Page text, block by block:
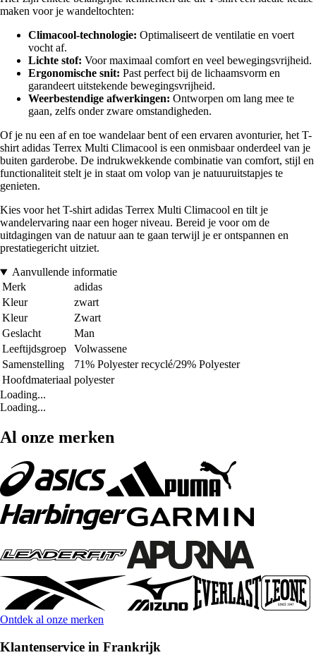
maken voor je wandeltochten:
Climacool-technologie: Optimaliseert de ventilatie en voert
vocht af.
Lichte stof: Voor maximaal comfort en veel bewegingsvrijheid.
Ergonomische snit: Past perfect bij de lichaamsvorm en
garandeert uitstekende bewegingsvrijheid.
Weerbestendige afwerkingen: Ontworpen om lang mee te
gaan, zelfs onder zware omstandigheden.
Of je nu een af en toe wandelaar bent of een ervaren avonturier, het T-
shirt adidas Terrex Multi Climacool is een onmisbaar onderdeel van je
buiten garderobe. De indrukwekkende combinatie van comfort, stijl en
functionaliteit stelt je in staat om volop van je natuuruitstapjes te
genieten.
Kies voor het T-shirt adidas Terrex Multi Climacool en tilt je
wandelervaring naar een hoger niveau. Bereid je voor om de
uitdagingen van de natuur aan te gaan terwijl je er ontspannen en
prestatiegericht uitziet.
Aanvullende informatie
Merk
adidas
Kleur
zwart
Kleur
Zwart
Geslacht
Man
Leeftijdsgroep
Volwassene
Samenstelling
71% Polyester recyclé/29% Polyester
Hoofdmateriaal polyester
Loading...
Loading...
Al onze merken
Ontdek al onze merken
Klantenservice in Frankrijk